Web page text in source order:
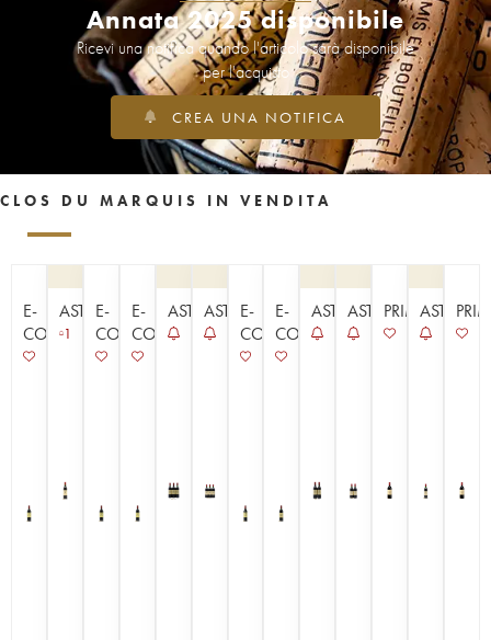
Annata 2025 disponibile
Ricevi una notifica quando l'articolo sarà disponibile
per l'acquisto
CREA UNA NOTIFICA
CLOS DU MARQUIS IN VENDITA
E-
COMMERCE
ASTA
1
E-
COMMERCE
E-
COMMERCE
ASTA ASTA E-
COMMERCE
E-
COMMERCE
ASTAASTA PRIMEURS
ASTA